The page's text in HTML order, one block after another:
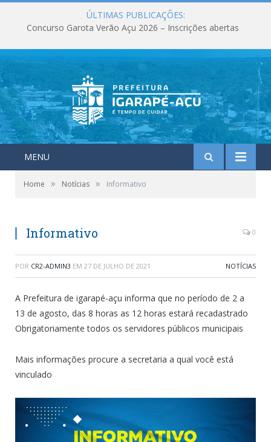
ÚLTIMAS PUBLICAÇÕES:
Concurso Garota Verão Açu 2026 – Inscrições abertas
MENU
Home » Notícias » Informativo
Informativo 0
POR CR2-ADMIN3 EM 27 DE JULHO DE 2021 NOTÍCIAS
A Prefeitura de igarapé-açu informa que no período de 2 a
13 de agosto, das 8 horas as 12 horas estará recadastrado
Obrigatoriamente todos os servidores públicos municipais
Mais informações procure a secretaria a qual você está
vinculado